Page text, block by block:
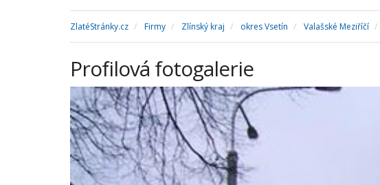
ZlatéStránky.cz Firmy Zlínský kraj okres Vsetín Valašské Meziříčí
Profilová fotogalerie